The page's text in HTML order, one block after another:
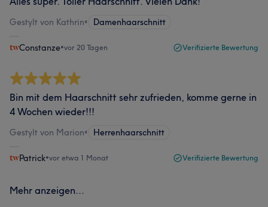
Gestylt von Kathrin• Damenhaarschnitt
Constanze•vor 20 Tagen Verifizierte Bewertung
Bin mit dem Haarschnitt sehr zufrieden, komme gerne in
4 Wochen wieder!!!
Gestylt von Marion• Herrenhaarschnitt
Patrick•vor etwa 1 Monat Verifizierte Bewertung
Mehr anzeigen...